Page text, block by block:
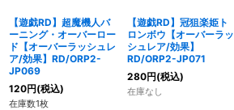
【遊戯RD】超魔機人バ
ーニング・オーバーロー
ド【オーバーラッシュレ
ア/効果】RD/ORP2-
JP069
120円(税込)
在庫数1枚
【遊戯RD】冠狙楽姫ト
ロンボウ【オーバーラッ
シュレア/効果】
RD/ORP2-JP071
280円(税込)
在庫なし